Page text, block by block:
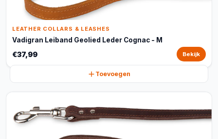
LEATHER COLLARS & LEASHES
Vadigran Leiband Geolied Leder Cognac - M
€37,99 Bekijk
Toevoegen